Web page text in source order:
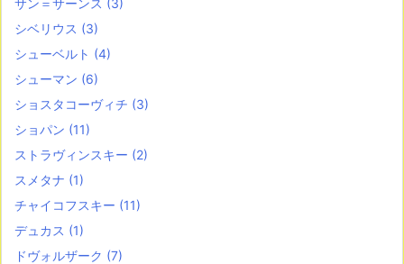
シベリウス (3)
シューベルト (4)
シューマン (6)
ショスタコーヴィチ (3)
ショパン (11)
ストラヴィンスキー (2)
スメタナ (1)
チャイコフスキー (11)
デュカス (1)
ドヴォルザーク (7)